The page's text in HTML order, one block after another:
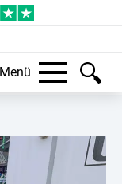
Menü